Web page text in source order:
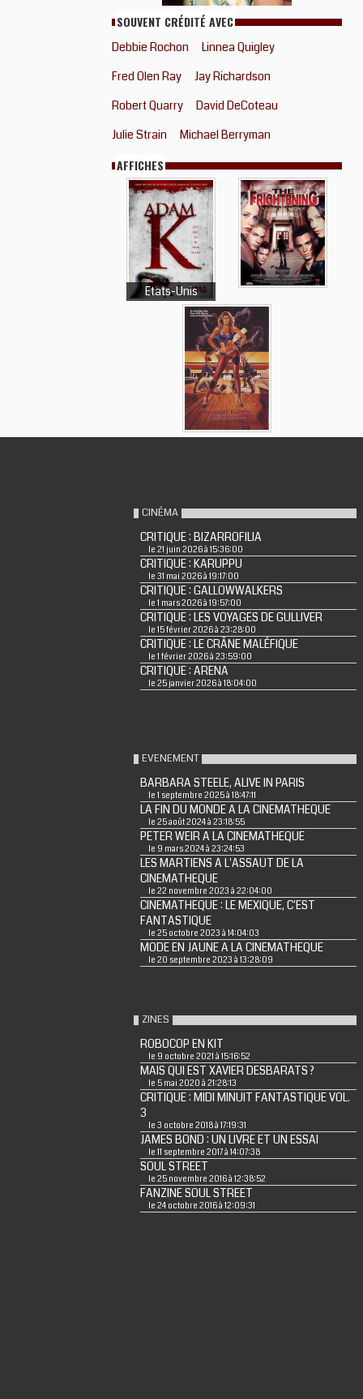
SOUVENT CRÉDITÉ AVEC
Debbie Rochon
Linnea Quigley
Fred Olen Ray
Jay Richardson
Robert Quarry
David DeCoteau
Julie Strain
Michael Berryman
AFFICHES
Etats-Unis
CINÉMA
CRITIQUE : BIZARROFILIA
le 21 juin 2026 à 15:36:00
CRITIQUE : KARUPPU
le 31 mai 2026 à 19:17:00
CRITIQUE : GALLOWWALKERS
le 1 mars 2026 à 19:57:00
CRITIQUE : LES VOYAGES DE GULLIVER
le 15 février 2026 à 23:28:00
CRITIQUE : LE CRÂNE MALÉFIQUE
le 1 février 2026 à 23:59:00
CRITIQUE : ARENA
le 25 janvier 2026 à 18:04:00
EVENEMENT
BARBARA STEELE, ALIVE IN PARIS
le 1 septembre 2025 à 18:47:11
LA FIN DU MONDE A LA CINEMATHEQUE
le 25 août 2024 à 23:18:55
PETER WEIR A LA CINEMATHEQUE
le 9 mars 2024 à 23:24:53
LES MARTIENS A L'ASSAUT DE LA
CINEMATHEQUE
le 22 novembre 2023 à 22:04:00
CINEMATHEQUE : LE MEXIQUE, C'EST
FANTASTIQUE
le 25 octobre 2023 à 14:04:03
MODE EN JAUNE A LA CINEMATHEQUE
le 20 septembre 2023 à 13:28:09
ZINES
ROBOCOP EN KIT
le 9 octobre 2021 à 15:16:52
MAIS QUI EST XAVIER DESBARATS ?
le 5 mai 2020 à 21:28:13
CRITIQUE : MIDI MINUIT FANTASTIQUE VOL.
3
le 3 octobre 2018 à 17:19:31
JAMES BOND : UN LIVRE ET UN ESSAI
le 11 septembre 2017 à 14:07:38
SOUL STREET
le 25 novembre 2016 à 12:38:52
FANZINE SOUL STREET
le 24 octobre 2016 à 12:09:31